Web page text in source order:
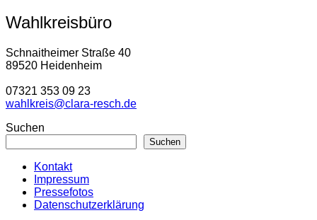
Wahlkreisbüro
Schnaitheimer Straße 40
89520 Heidenheim
07321 353 09 23
wahlkreis@clara-resch.de
Suchen
Suchen
Kontakt
Impressum
Pressefotos
Datenschutzerklärung